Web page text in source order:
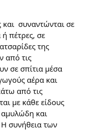
και συναντώνται σε
πέτρες, σε
της
από τις
σε σπίτια μέσα
αέρα και
από τις
με κάθε είδους
αμυλώδη και
συνήθεια των